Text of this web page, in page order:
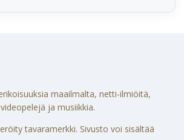
maailmalta, netti-ilmiöitä,
ja musiikkia.
tavaramerkki. Sivusto voi sisältää